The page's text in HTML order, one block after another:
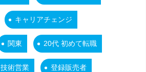
キャリアチェンジ
関東 20代 初めて転職
技術営業 登録販売者